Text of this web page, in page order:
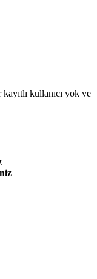
kullanıcı yok ve